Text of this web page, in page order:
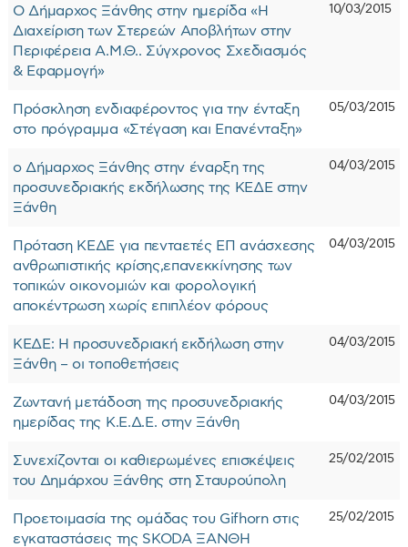
Ο Δήμαρχος Ξάνθης στην ημερίδα «Η
Διαχείριση των Στερεών Αποβλήτων στην
Περιφέρεια Α.Μ.Θ.. Σύγχρονος Σχεδιασμός
& Εφαρμογή»
10/03/2015
Πρόσκληση ενδιαφέροντος για την ένταξη
στο πρόγραμμα «Στέγαση και Επανένταξη»
05/03/2015
ο Δήμαρχος Ξάνθης στην έναρξη της
προσυνεδριακής εκδήλωσης της ΚΕΔΕ στην
Ξάνθη
04/03/2015
Πρόταση ΚΕΔΕ για πενταετές ΕΠ ανάσχεσης
ανθρωπιστικής κρίσης,επανεκκίνησης των
τοπικών οικονομιών και φορολογική
αποκέντρωση χωρίς επιπλέον φόρους
04/03/2015
ΚΕΔΕ: Η προσυνεδριακή εκδήλωση στην
Ξάνθη – οι τοποθετήσεις
04/03/2015
Ζωντανή μετάδοση της προσυνεδριακής
ημερίδας της Κ.Ε.Δ.Ε. στην Ξάνθη
04/03/2015
Συνεχίζονται οι καθιερωμένες επισκέψεις
του Δημάρχου Ξάνθης στη Σταυρούπολη
25/02/2015
Προετοιμασία της ομάδας του Gifhorn στις
εγκαταστάσεις της SKODA ΞΑΝΘΗ
25/02/2015